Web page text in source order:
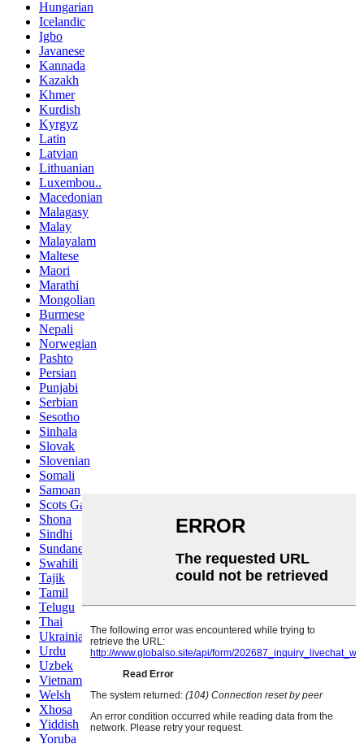
Hungarian
Icelandic
Igbo
Javanese
Kannada
Kazakh
Khmer
Kurdish
Kyrgyz
Latin
Latvian
Lithuanian
Luxembou..
Macedonian
Malagasy
Malay
Malayalam
Maltese
Maori
Marathi
Mongolian
Burmese
Nepali
Norwegian
Pashto
Persian
Punjabi
Serbian
Sesotho
Sinhala
Slovak
Slovenian
Somali
Samoan
Scots Gaelic
Shona
Sindhi
Sundanese
Swahili
Tajik
Tamil
Telugu
Thai
Ukrainian
Urdu
Uzbek
Vietnamese
Welsh
Xhosa
Yiddish
Yoruba